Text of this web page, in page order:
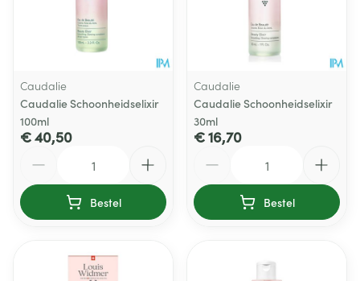
Caudalie
Caudalie Schoonheidselixir
100ml
€ 40,50
Bestel
Caudalie
Caudalie Schoonheidselixir
30ml
€ 16,70
Bestel